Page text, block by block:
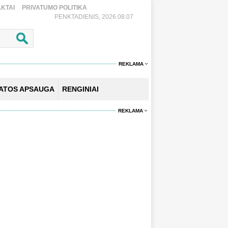
PRIVATUMO POLITIKA
PENKTADIENIS, 2026.08.07
REKLAMA
APSAUGA RENGINIAI
REKLAMA